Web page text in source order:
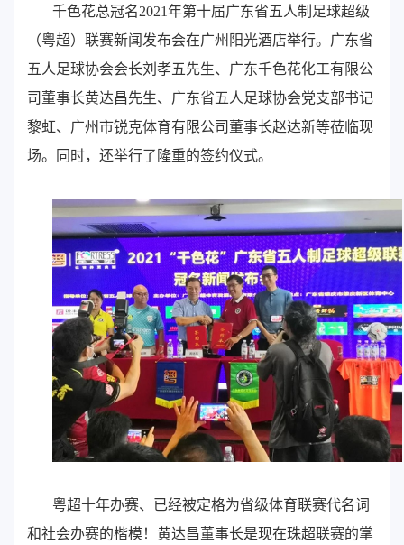
千色花总冠名2021年第十届广东省五人制足球超级
（粤超）联赛新闻发布会在广州阳光酒店举行。广东省
五人足球协会会长刘孝五先生、广东千色花化工有限公
司董事长黄达昌先生、广东省五人足球协会党支部书记
黎虹、广州市锐克体育有限公司董事长赵达新等莅临现
场。同时，还举行了隆重的签约仪式。
粤超十年办赛、已经被定格为省级体育联赛代名词
和社会办赛的楷模！黄达昌董事长是现在珠超联赛的掌